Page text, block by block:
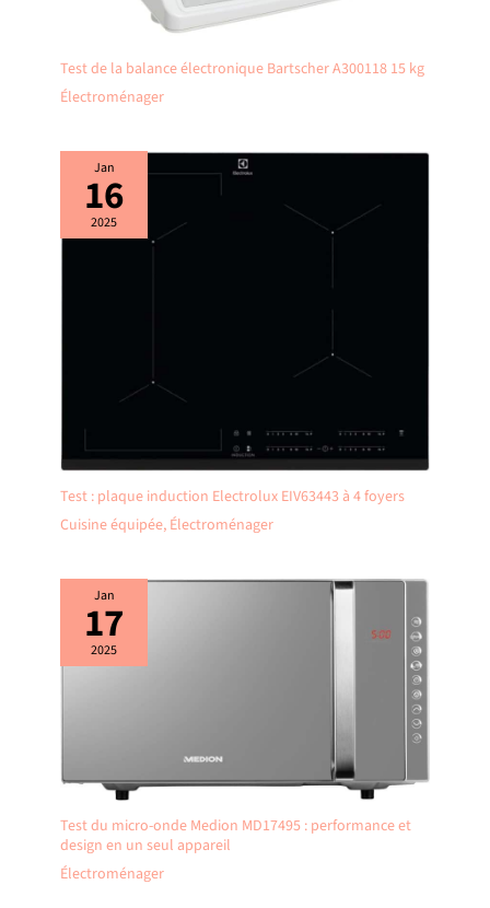
Test de la balance électronique Bartscher A300118 15 kg
Électroménager
Jan
16
2025
Test : plaque induction Electrolux EIV63443 à 4 foyers
Cuisine équipée, Électroménager
Jan
17
2025
Test du micro-onde Medion MD17495 : performance et
design en un seul appareil
Électroménager